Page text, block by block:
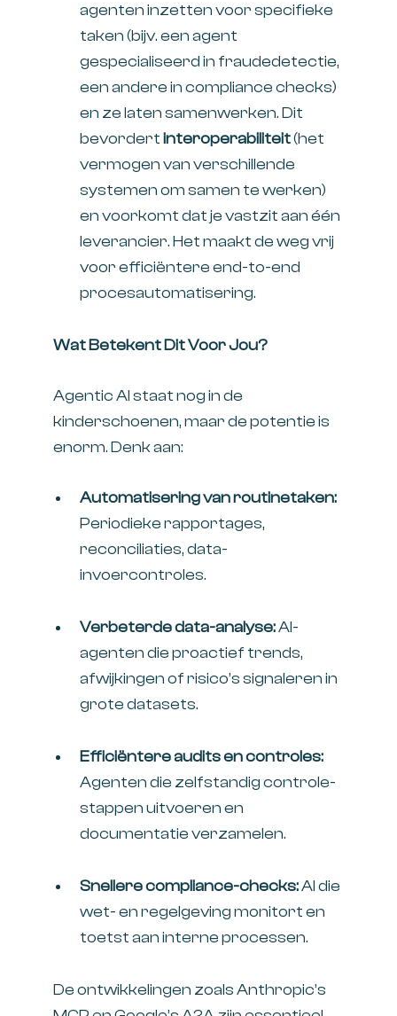
agenten inzetten voor specifieke
taken (bijv. een agent
gespecialiseerd in fraudedetectie,
een andere in compliance checks)
en ze laten samenwerken. Dit
bevordert interoperabiliteit(het
vermogen van verschillende
systemen om samen te werken)
en voorkomt dat je vastzit aan één
leverancier. Het maakt de weg vrij
voor efficiëntere end-to-end
procesautomatisering.
Wat Betekent Dit Voor Jou?
Agentic AI staat nog in de
kinderschoenen, maar de potentie is
enorm. Denk aan:
Automatisering van routinetaken:
Periodieke rapportages,
reconciliaties, data-
invoercontroles.
Verbeterde data-analyse:AI-
agenten die proactief trends,
afwijkingen of risico’s signaleren in
grote datasets.
Efficiëntere audits en controles:
Agenten die zelfstandig controle-
stappen uitvoeren en
documentatie verzamelen.
Snellere compliance-checks:AI die
wet- en regelgeving monitort en
toetst aan interne processen.
De ontwikkelingen zoals Anthropic’s